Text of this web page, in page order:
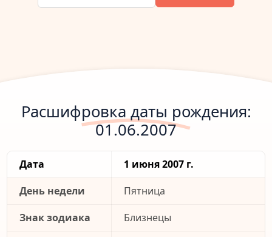
Расшифровка даты рождения:
01.06.2007
Дата
1 июня 2007 г.
День недели
Пятница
Знак зодиака
Близнецы